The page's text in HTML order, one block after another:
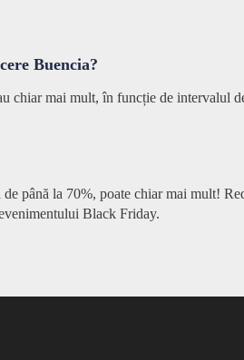
Buencia?
chiar mai mult, în funcție de intervalul
până la 70%, poate chiar mai mult!
Black Friday.